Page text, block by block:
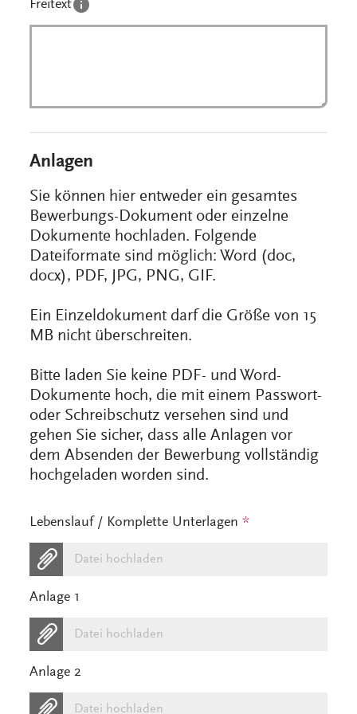
Freitext
Anlagen
Sie können hier entweder ein gesamtes
Bewerbungs-Dokument oder einzelne
Dokumente hochladen. Folgende
Dateiformate sind möglich: Word (doc,
docx), PDF, JPG, PNG, GIF.
Ein Einzeldokument darf die Größe von 15
MB nicht überschreiten.
Bitte laden Sie keine PDF- und Word-
Dokumente hoch, die mit einem Passwort-
oder Schreibschutz versehen sind und
gehen Sie sicher, dass alle Anlagen vor
dem Absenden der Bewerbung vollständig
hochgeladen worden sind.
Lebenslauf / Komplette Unterlagen*
Datei hochladen
Anlage 1
Datei hochladen
Anlage 2
Datei hochladen